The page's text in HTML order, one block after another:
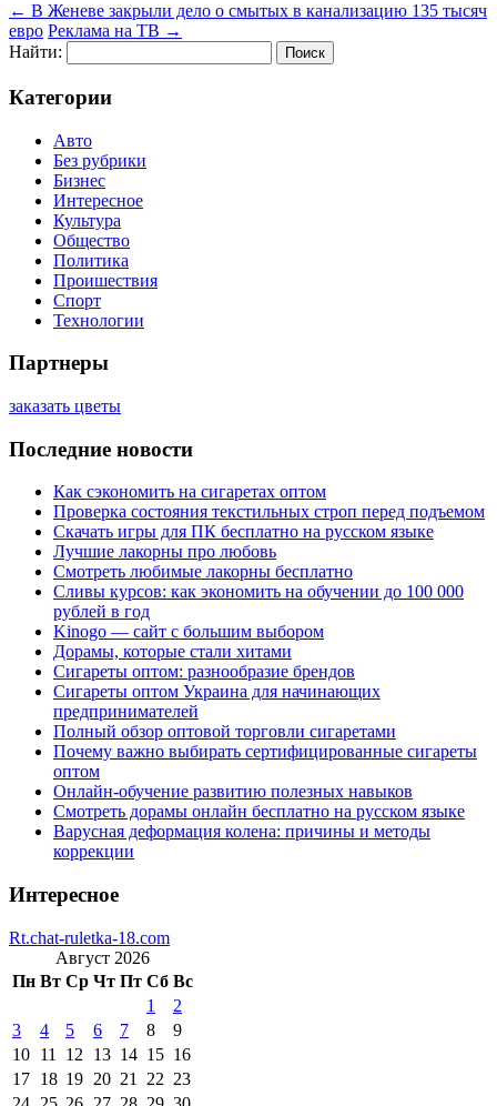
← В Женеве закрыли дело о смытых в канализацию 135 тысяч
евро Реклама на ТВ →
Найти:
Категории
Авто
Без рубрики
Бизнес
Интересное
Культура
Общество
Политика
Проишествия
Спорт
Технологии
Партнеры
заказать цветы
Последние новости
Как сэкономить на сигаретах оптом
Проверка состояния текстильных строп перед подъемом
Скачать игры для ПК бесплатно на русском языке
Лучшие лакорны про любовь
Смотреть любимые лакорны бесплатно
Сливы курсов: как экономить на обучении до 100 000
рублей в год
Kinogo — сайт с большим выбором
Дорамы, которые стали хитами
Сигареты оптом: разнообразие брендов
Сигареты оптом Украина для начинающих
предпринимателей
Полный обзор оптовой торговли сигаретами
Почему важно выбирать сертифицированные сигареты
оптом
Онлайн-обучение развитию полезных навыков
Смотреть дорамы онлайн бесплатно на русском языке
Варусная деформация колена: причины и методы
коррекции
Интересное
Rt.chat-ruletka-18.com
Август 2026
Пн Вт Ср Чт Пт Сб Вс
1
2
3
4 5 6 7 8
9
10 11 12 13 14 15 16
17 18 19 20 21 22 23